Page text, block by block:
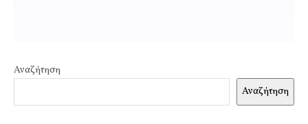
Αναζήτηση
Αναζήτηση